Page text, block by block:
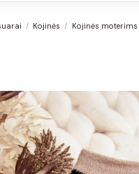
Kojinės
Kojinės moterims